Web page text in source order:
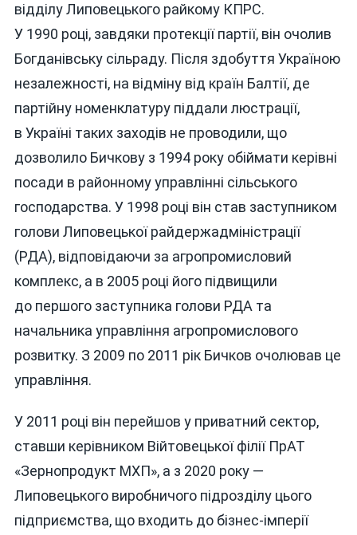
відділу Липовецького райкому КПРС.
У 1990 році, завдяки протекції партії, він очолив
Богданівську сільраду. Після здобуття Україною
незалежності, на відміну від країн Балтії, де
партійну номенклатуру піддали люстрації,
в Україні таких заходів не проводили, що
дозволило Бичкову з 1994 року обіймати керівні
посади в районному управлінні сільського
господарства. У 1998 році він став заступником
голови Липовецької райдержадміністрації
(РДА), відповідаючи за агропромисловий
комплекс, а в 2005 році його підвищили
до першого заступника голови РДА та
начальника управління агропромислового
розвитку. З 2009 по 2011 рік Бичков очолював це
управління.
У 2011 році він перейшов у приватний сектор,
ставши керівником Війтовецької філії ПрАТ
«Зернопродукт МХП», а з 2020 року —
Липовецького виробничого підрозділу цього
підприємства, що входить до бізнес-імперії